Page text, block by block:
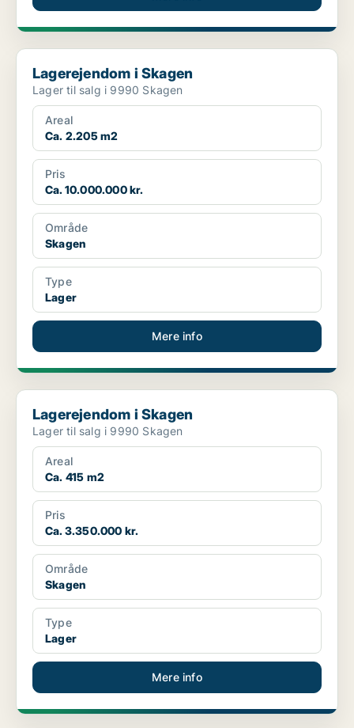
Lagerejendom i Skagen
Lagerejendom i Skagen
Lager til salg i 9990 Skagen
Areal
Ca. 2.205 m2
Pris
Ca. 10.000.000 kr.
Område
Skagen
Type
Lager
Mere info
Lagerejendom i Skagen
Lagerejendom i Skagen
Lager til salg i 9990 Skagen
Areal
Ca. 415 m2
Pris
Ca. 3.350.000 kr.
Område
Skagen
Type
Lager
Mere info